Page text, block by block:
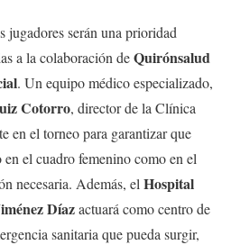
jugadores serán una prioridad
a la colaboración deQuirónsalud
. Un equipo médico especializado,
Cotorro, director de la Clínica
en el torneo para garantizar que
el cuadro femenino como en el
necesaria. Además, elHospital
Díazactuará como centro de
sanitaria que pueda surgir,